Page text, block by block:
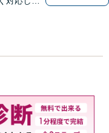
とで賠償
・夜間相